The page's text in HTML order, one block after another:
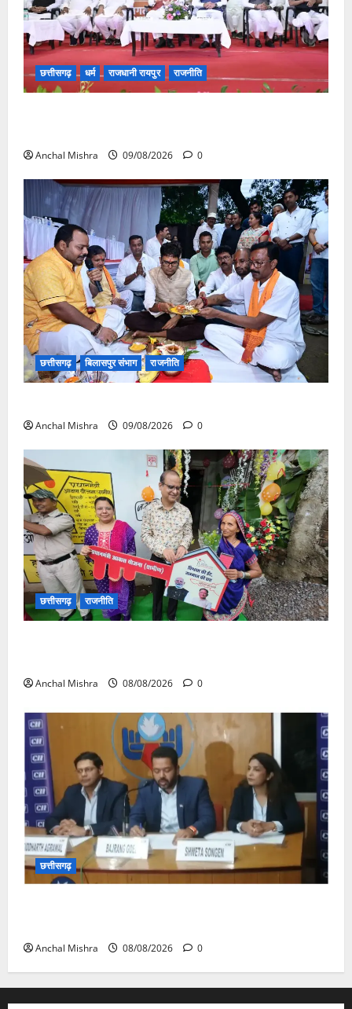
छत्तीसगढ़ धर्म राजधानी रायपुर राजनीति
Anchal Mishra 09/08/2026 0
छत्तीसगढ़ बिलासपुर संभाग राजनीति
Anchal Mishra 09/08/2026 0
छत्तीसगढ़ राजनीति
Anchal Mishra 08/08/2026 0
छत्तीसगढ़
Anchal Mishra 08/08/2026 0